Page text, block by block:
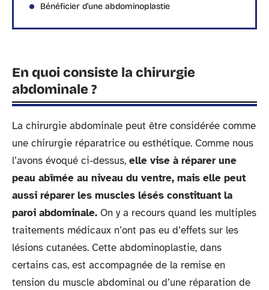
Bénéficier d’une abdominoplastie
En quoi consiste la chirurgie
abdominale ?
La chirurgie abdominale peut être considérée comme
une chirurgie réparatrice ou esthétique. Comme nous
l’avons évoqué ci-dessus, elle vise à réparer une
peau abîmée au niveau du ventre, mais elle peut
aussi réparer les muscles lésés constituant la
paroi abdominale. On y a recours quand les multiples
traitements médicaux n’ont pas eu d’effets sur les
lésions cutanées. Cette abdominoplastie, dans
certains cas, est accompagnée de la remise en
tension du muscle abdominal ou d’une réparation de